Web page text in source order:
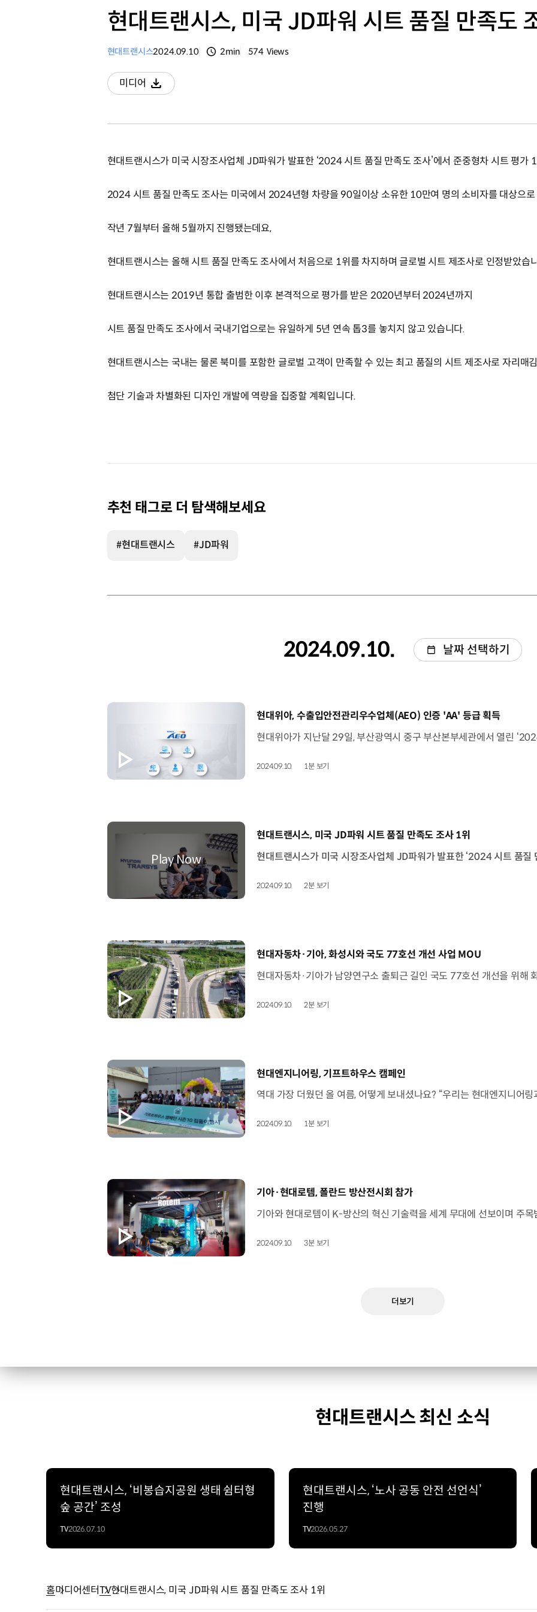
현대트랜시스, 미국 JD파워 시트 품질 만족도
현대트랜시스2024.09.10 2min 574 Views
미디어
다운로드
현대트랜시스가 미국 시장조사업체 JD파워가 발표한 ‘2024 시트 품질 만족도 조사’에서 준중형차 시트 평가
2024 시트 품질 만족도 조사는 미국에서 2024년형 차량을 90일이상 소유한 10만여 명의 소비자를 대상으로
작년 7월부터 올해 5월까지 진행됐는데요,
현대트랜시스는 올해 시트 품질 만족도 조사에서 처음으로 1위를 차지하며 글로벌 시트 제조사로 인정받았습
현대트랜시스는 2019년 통합 출범한 이후 본격적으로 평가를 받은 2020년부터 2024년까지
시트 품질 만족도 조사에서 국내기업으로는 유일하게 5년 연속 톱3를 놓치지 않고 있습니다.
현대트랜시스는 국내는 물론 북미를 포함한 글로벌 고객이 만족할 수 있는 최고 품질의 시트 제조사로 자리매
첨단 기술과 차별화된 디자인 개발에 역량을 집중할 계획입니다.
추천 태그로 더 탐색해보세요
#현대트랜시스 #JD파워
2024.09.10. 날짜 선택하기
[동영상]
현대위아, 수출입안전관리우수업체(AEO) 인증 'AA' 등급 획득
2024.09.10. 1분 보기
[동영상]
현대트랜시스, 미국 JD파워 시트 품질 만족도 조사 1위
2024.09.10. 2분 보기
[동영상]
현대자동차·기아, 화성시와 국도 77호선 개선 사업 MOU
2024.09.10. 2분 보기
[동영상]
현대엔지니어링, 기프트하우스 캠페인
2024.09.10. 1분 보기
[동영상]
기아·현대로템, 폴란드 방산전시회 참가
2024.09.10. 3분 보기
더보기
현대트랜시스 최신 소식
현대트랜시스, ‘비봉습지공원 생태 쉼터형
숲 공간’ 조성
TV2026.07.10
현대트랜시스, ‘노사 공동 안전 선언식’
진행
TV2026.05.27
홈미디어센터TV현대트랜시스, 미국 JD파워 시트 품질 만족도 조사 1위